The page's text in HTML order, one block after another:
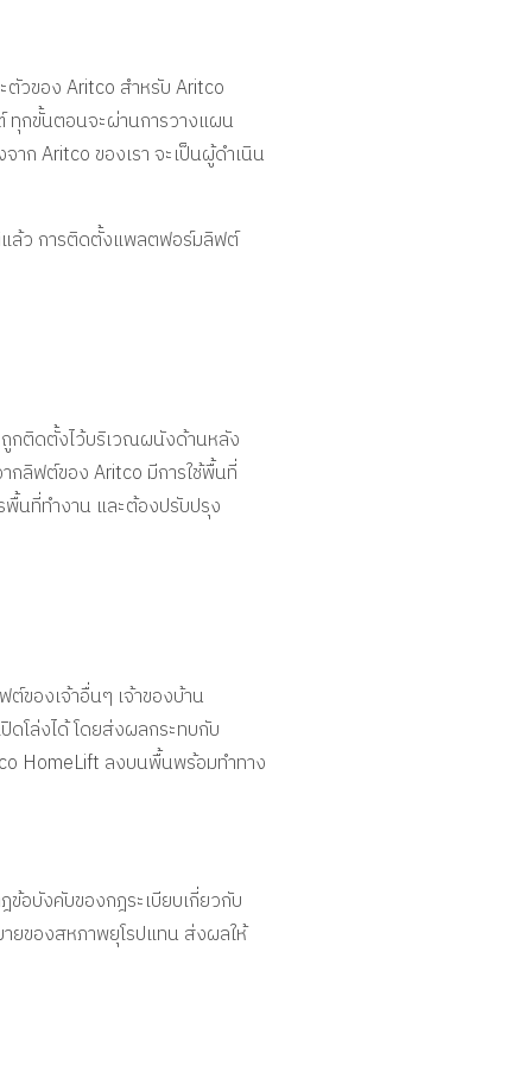
วของ Aritco สำหรับ Aritco
ทุกขั้นตอนจะผ่านการวางแผน
ก Aritco ของเรา จะเป็นผู้ดำเนิน
แล้ว การติดตั้งแพลตฟอร์มลิฟต์
ถูกติดตั้งไว้บริเวณผนังด้านหลัง
ลิฟต์ของ Aritco มีการใช้พื้นที่
นที่ทำงาน และต้องปรับปรุง
ของเจ้าอื่นๆ เจ้าของบ้าน
โล่งได้ โดยส่งผลกระทบกับ
HomeLift ลงบนพื้นพร้อมทำทาง
อบังคับของกฎระเบียบเกี่ยวกับ
ยของสหภาพยุโรปแทน ส่งผลให้